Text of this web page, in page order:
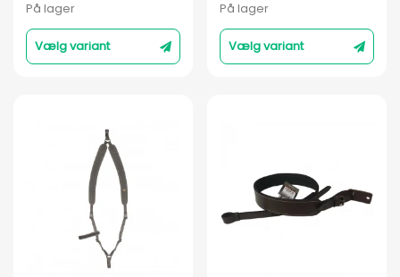
På lager
Vælg variant
På lager
Vælg variant